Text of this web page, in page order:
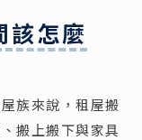
該怎麼
族來說，租屋搬
搬上搬下與家具